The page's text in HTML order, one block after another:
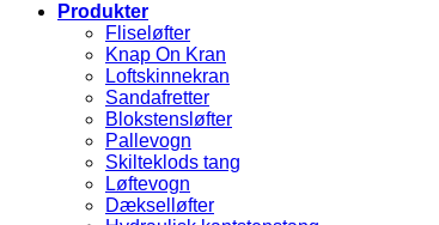
Produkter
Fliseløfter
Knap On Kran
Loftskinnekran
Sandafretter
Blokstensløfter
Pallevogn
Skilteklods tang
Løftevogn
Dækselløfter